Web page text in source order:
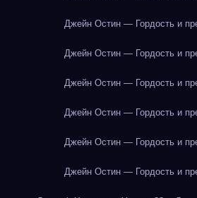
Джейн Остин — Гордость и
Джейн Остин — Гордость и
Джейн Остин — Гордость и
Джейн Остин — Гордость и
Джейн Остин — Гордость и
Джейн Остин — Гордость и